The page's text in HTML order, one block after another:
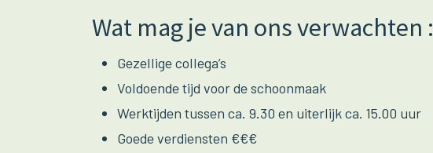
Wat mag je van ons verwachten :
Gezellige collega’s
Voldoende tijd voor de schoonmaak
Werktijden tussen ca. 9.30 en uiterlijk ca. 15.00 uur
Goede verdiensten €€€